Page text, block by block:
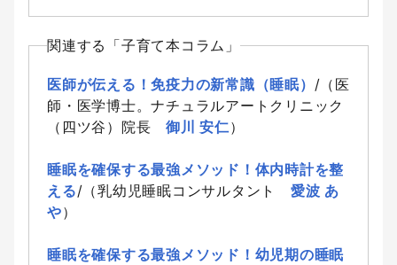
関連する「子育て本コラム」
医師が伝える！免疫力の新常識（睡眠） /（医
師・医学博士。ナチュラルアートクリニック
（四ツ谷）院長 御川 安仁）
睡眠を確保する最強メソッド！体内時計を整
える/（乳幼児睡眠コンサルタント
愛波 あ
や）
睡眠を確保する最強メソッド！幼児期の睡眠